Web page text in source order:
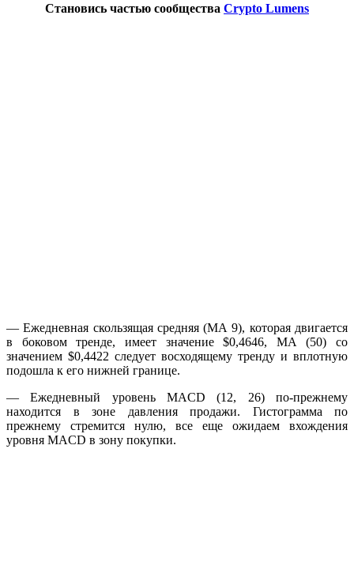
Становись частью сообщества Crypto Lumens
— Ежедневная скользящая средняя (МА 9), которая двигается
в боковом тренде, имеет значение $0,4646, МА (50) со
значением $0,4422 следует восходящему тренду и вплотную
подошла к его нижней границе.
— Ежедневный уровень MACD (12, 26) по-прежнему
находится в зоне давления продажи. Гистограмма по
прежнему стремится нулю, все еще ожидаем вхождения
уровня MACD в зону покупки.